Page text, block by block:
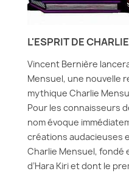
L'ESPRIT DE
Vincent Bernière
Mensuel, une nouvelle
mythique Charlie
Pour les connaisseurs
nom évoque
créations audacieuses
Charlie Mensuel, fondé
d’Hara Kiri et dont le